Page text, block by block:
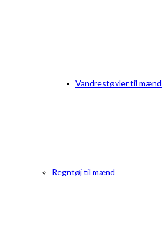
Vandrestøvler til mænd
Regntøj til mænd